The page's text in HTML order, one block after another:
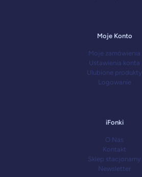
Moje Konto
Moje zamówienia
Ustawienia konta
Ulubione produkty
Logowanie
iFonki
O Nas
Kontakt
Sklep stacjonarny
Newsletter